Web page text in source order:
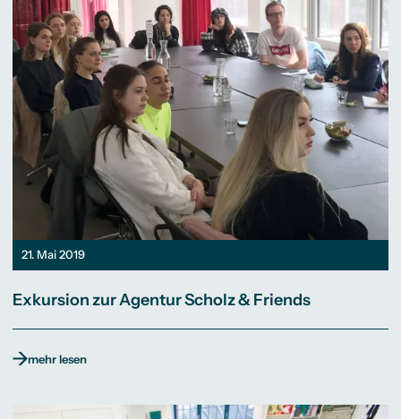
21. Mai 2019
Exkursion zur Agentur Scholz & Friends
mehr lesen